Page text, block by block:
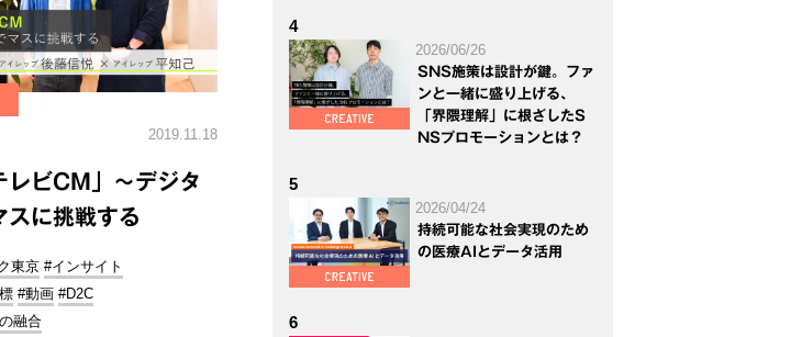
2019.11.18
レビCM」～デジタ
スに挑戦する
東京 #インサイト
#動画 #D2C
融合
4
2026/06/26
SNS施策は設計が鍵。ファ
ンと一緒に盛り上げる、
「界隈理解」に根ざしたS
NSプロモーションとは？
5
2026/04/24
持続可能な社会実現のため
の医療AIとデータ活用
6